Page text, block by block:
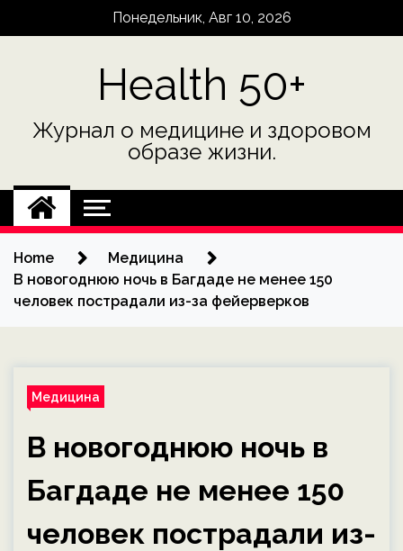
Понедельник, Авг 10, 2026
Health 50+
Журнал о медицине и здоровом
образе жизни.
Home
Медицина
В новогоднюю ночь в Багдаде не менее 150
человек пострадали из-за фейерверков
Медицина
В новогоднюю ночь в
Багдаде не менее 150
человек пострадали из-